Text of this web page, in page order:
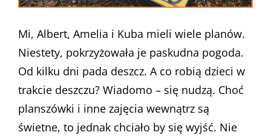
Mi, Albert, Amelia i Kuba mieli wiele planów.
Niestety, pokrzyżowała je paskudna pogoda.
Od kilku dni pada deszcz. A co robią dzieci w
trakcie deszczu? Wiadomo – się nudzą. Choć
planszówki i inne zajęcia wewnątrz są
świetne, to jednak chciało by się wyjść. Nie